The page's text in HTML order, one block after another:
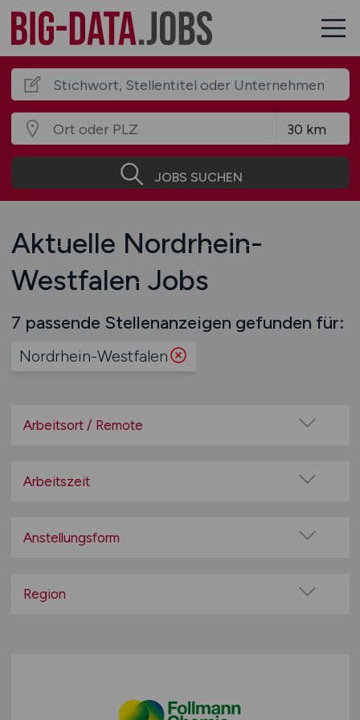
JOBS SUCHEN
Aktuelle Nordrhein-
Westfalen Jobs
7 passende Stellenanzeigen gefunden für:
Nordrhein-Westfalen
Arbeitsort / Remote
Home-Office möglich / Hybrid
Remote aus dem Ausland möglich
Arbeitszeit
Teilzeit
Anstellungsform
befristete Anstellung
geringfügige Beschäftigung / Minijob
Region